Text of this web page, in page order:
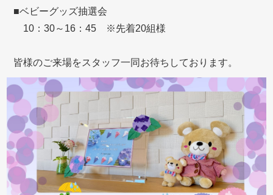
■ベビーグッズ抽選会
10：30～16：45 ※先着20組様
皆様のご来場をスタッフ一同お待ちしております。